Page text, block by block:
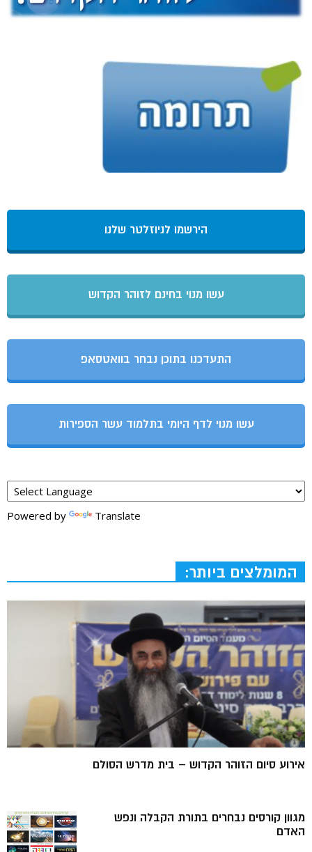
הירשמו לניוזלטר שלנו
עשו מנוי בחינם לזוהר הקדוש
התעדכנו בתוכן נבחר בוואטסאפ
עשו מנוי לדף היומי בתלמוד עשר הספירות
Powered by Translate
המומלצים ביותר:
אירוע סיום הזוהר הקדוש – בית מדרש הסולם
מגוון קורסים נבחרים בתורת הקבלה ונפש
האדם